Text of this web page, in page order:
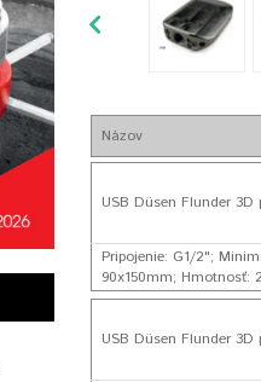
Názov
USB Düsen Flunder
Pripojenie: G1/2";
90x150mm; Hmotnosť:
USB Düsen Flunder